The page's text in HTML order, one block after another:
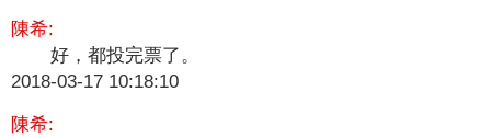
陳希:
好，都投完票了。
2018-03-17 10:18:10
陳希: